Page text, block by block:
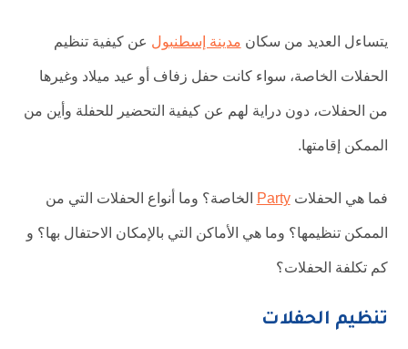
يتساءل العديد من سكان مدينة إسطنبول عن كيفية تنظيم
الحفلات الخاصة، سواء كانت حفل زفاف أو عيد ميلاد وغيرها
من الحفلات، دون دراية لهم عن كيفية التحضير للحفلة وأين من
الممكن إقامتها.
فما هي الحفلاتParty الخاصة؟ وما أنواع الحفلات التي من
الممكن تنظيمها؟ وما هي الأماكن التي بالإمكان الاحتفال بها؟ و
كم تكلفة الحفلات؟
تنظيم الحفلات